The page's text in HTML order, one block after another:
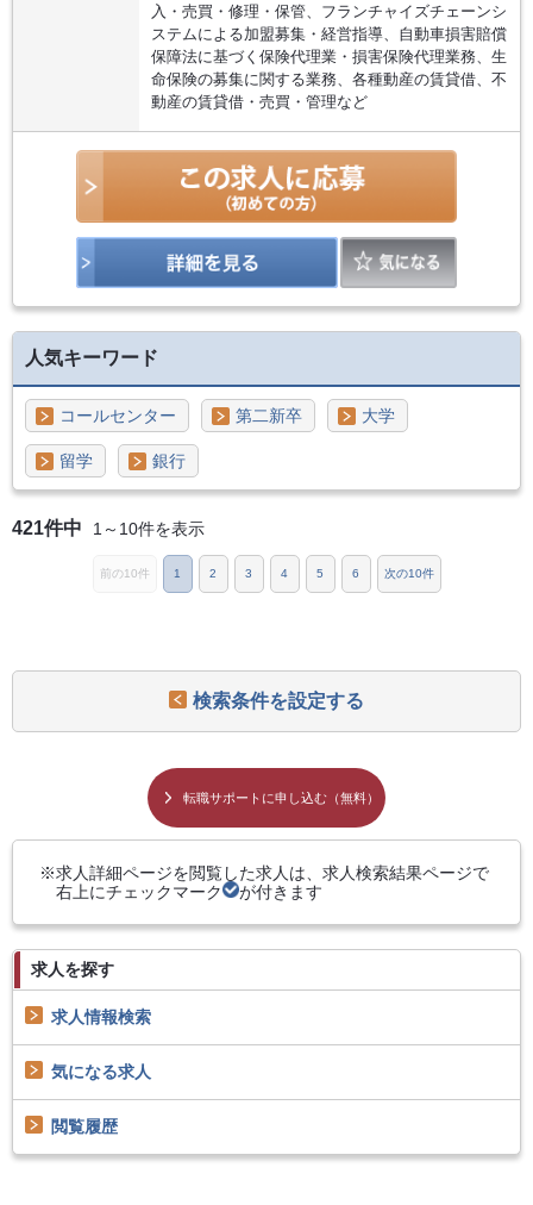
入・売買・修理・保管、フランチャイズチェーンシ
ステムによる加盟募集・経営指導、自動車損害賠償
保障法に基づく保険代理業・損害保険代理業務、生
命保険の募集に関する業務、各種動産の賃貸借、不
動産の賃貸借・売買・管理など
人気キーワード
コールセンター 第二新卒 大学
留学 銀行
421件中 1～10件を表示
前の10件 1 2 3 4 5 6 次の10件
検索条件を設定する
転職サポートに申し込む（無料）
求人詳細ページを閲覧した求人は、求人検索結果ページで
右上にチェックマーク
が付きます
求人を探す
求人情報検索
気になる求人
閲覧履歴